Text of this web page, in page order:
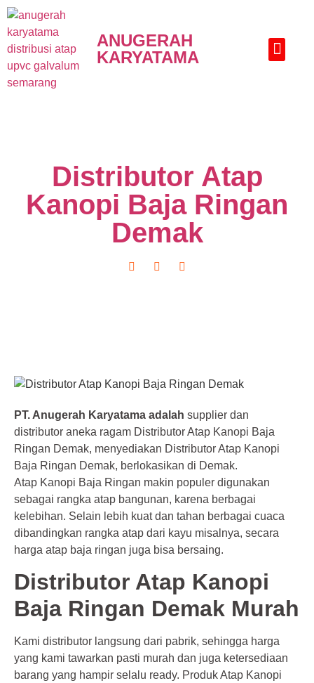
ANUGERAH
KARYATAMA
Distributor Atap
Kanopi Baja Ringan
Demak
PT. Anugerah Karyatama adalah supplier dan
distributor aneka ragam Distributor Atap Kanopi Baja
Ringan Demak, menyediakan Distributor Atap Kanopi
Baja Ringan Demak, berlokasikan di Demak.
Atap Kanopi Baja Ringan makin populer digunakan
sebagai rangka atap bangunan, karena berbagai
kelebihan. Selain lebih kuat dan tahan berbagai cuaca
dibandingkan rangka atap dari kayu misalnya, secara
harga atap baja ringan juga bisa bersaing.
Distributor Atap Kanopi
Baja Ringan Demak Murah
Kami distributor langsung dari pabrik, sehingga harga
yang kami tawarkan pasti murah dan juga ketersediaan
barang yang hampir selalu ready. Produk Atap Kanopi